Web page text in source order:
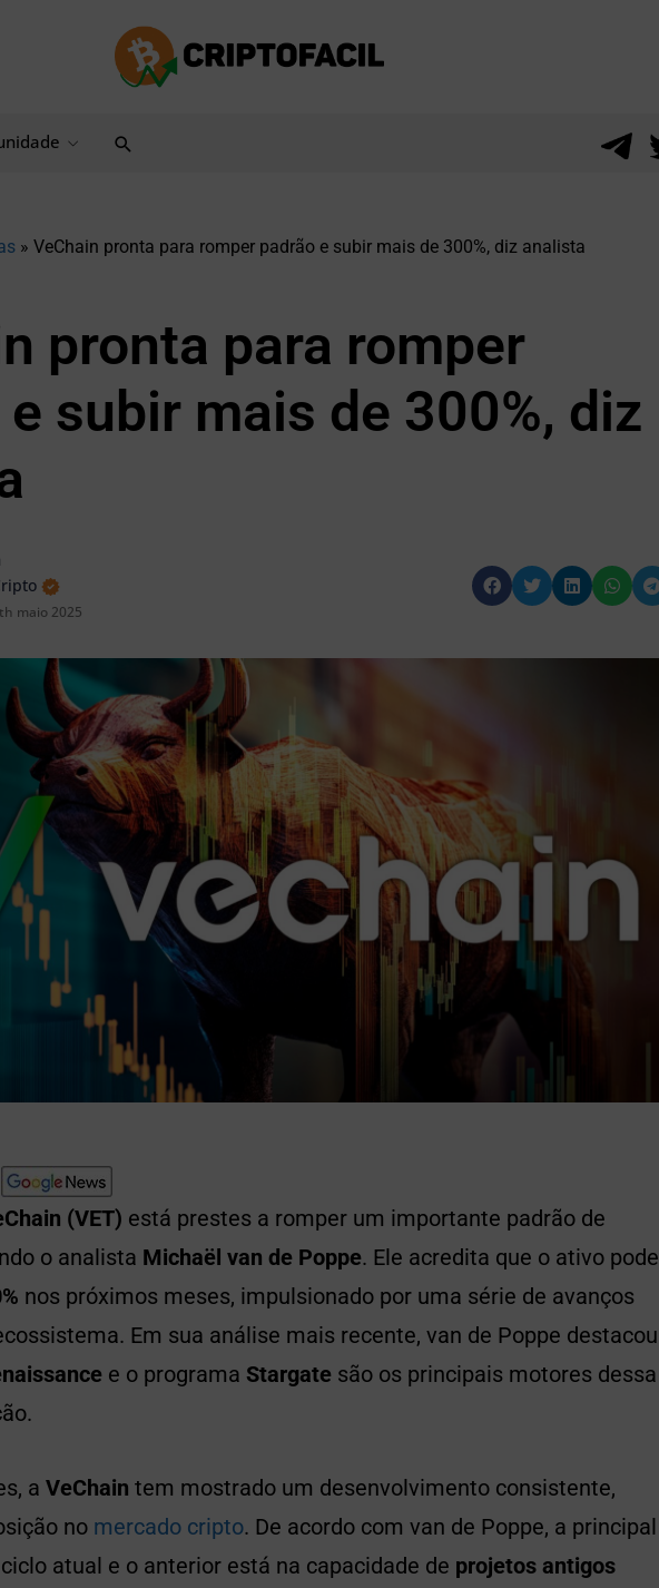
Pesquisar
» VeChain pronta para romper padrão e subir mais de 300%, diz analista
pronta para romper
subir mais de 300%, diz
maio 2025
(VET) está prestes a romper um importante padrão de
o analista Michaël van de Poppe. Ele acredita que o ativo pode
nos próximos meses, impulsionado por uma série de avanços
Em sua análise mais recente, van de Poppe destacou
e o programa Stargate são os principais motores dessa
a VeChain tem mostrado um desenvolvimento consistente,
no mercado cripto. De acordo com van de Poppe, a principal
atual e o anterior está na capacidade de projetos antigos